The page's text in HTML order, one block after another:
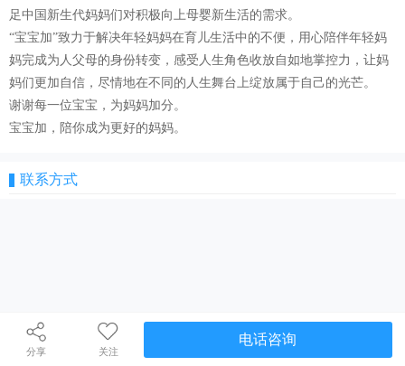
分享 关注
电话咨询
足中国新生代妈妈们对积极向上母婴新生活的需求。
“宝宝加”致力于解决年轻妈妈在育儿生活中的不便，用心陪伴年轻妈
妈完成为人父母的身份转变，感受人生角色收放自如地掌控力，让妈
妈们更加自信，尽情地在不同的人生舞台上绽放属于自己的光芒。
谢谢每一位宝宝，为妈妈加分。
宝宝加，陪你成为更好的妈妈。
联系方式